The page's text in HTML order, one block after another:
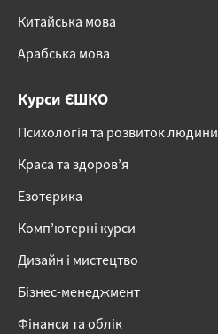
Китайська мова
Арабська мова
Курси ЄШКО
Психологія та розвиток людини
Краса та здоров’я
Езотерика
Комп’ютерні курси
Дизайн і мистецтво
Бізнес-менеджмент
Фінанси та облік